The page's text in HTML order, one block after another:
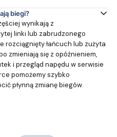
biegi?
wynikają z
linki lub zabrudzonego
rozciągnięty łańcuch lub zużyta
zmieniają się z opóźnieniem,
i przegląd napędu w serwisie
pomożemy szybko
płynną zmianę biegów.